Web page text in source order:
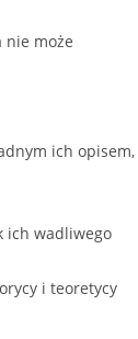
nie może
ich opisem,
ich wadliwego
i teoretycy